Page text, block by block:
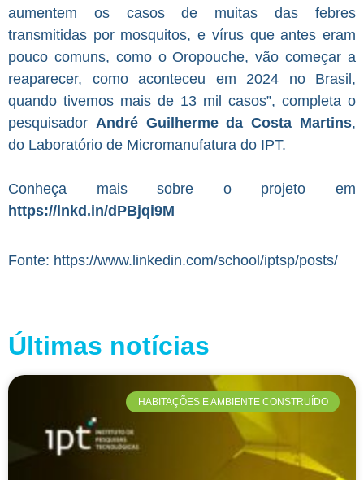
aumentem os casos de muitas das febres
transmitidas por mosquitos, e vírus que antes eram
pouco comuns, como o Oropouche, vão começar a
reaparecer, como aconteceu em 2024 no Brasil,
quando tivemos mais de 13 mil casos”, completa o
pesquisador André Guilherme da Costa Martins,
do Laboratório de Micromanufatura do IPT.
Conheça mais sobre o projeto em
https://lnkd.in/dPBjqi9M
Fonte: https://www.linkedin.com/school/iptsp/posts/
Últimas notícias
HABITAÇÕES E AMBIENTE CONSTRUÍDO